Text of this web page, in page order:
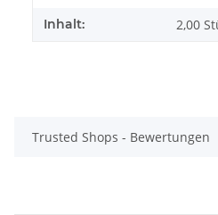
Inhalt: 2,00
Trusted Shops - Bewertungen